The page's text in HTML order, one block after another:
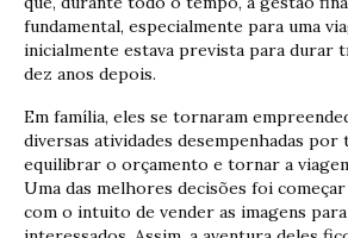
fundamental, especialmente para uma
inicialmente estava prevista para durar
dez anos depois.
Em família, eles se tornaram
diversas atividades desempenhadas
equilibrar o orçamento e tornar a
Uma das melhores decisões foi
com o intuito de vender as imagens